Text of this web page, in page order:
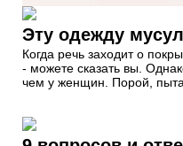
Эту одежду
Когда речь заходит о
- можете сказать вы.
чем у женщин. Порой,